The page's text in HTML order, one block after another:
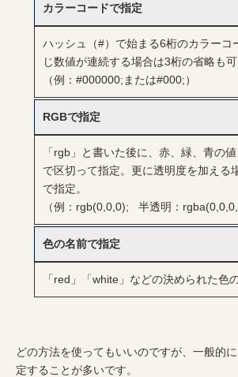
カラーコードで指定
ハッシュ（#）で始まる6桁のカラーコ
じ数値が連続する場合は3桁の省略も可
（例：#000000;または#000;）
RGBで指定
「rgb」と書いた後に、赤、緑、青の値
で区切って指定。更に透明度を加える
で指定。
（例：rgb(0,0,0); 半透明：
色の名前で指定
「red」「white」などの決められた色
どの方法を使ってもいいのですが、一般的
定することが多いです。